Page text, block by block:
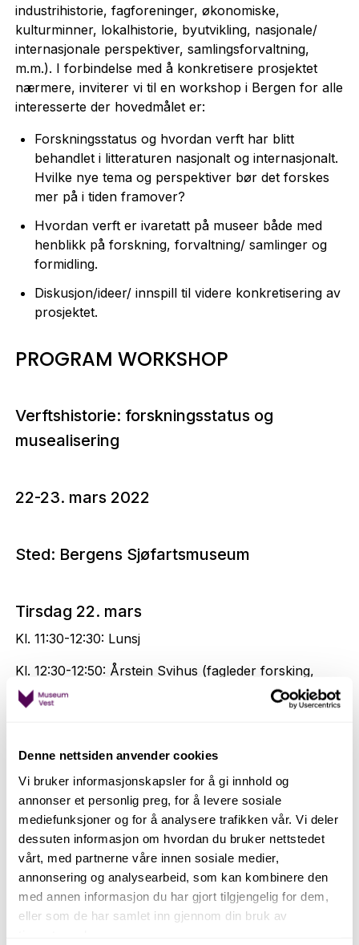
Denne nettsiden anvender cookies
Vi bruker informasjonskapsler for å gi innhold og
annonser et personlig preg, for å levere sosiale
mediefunksjoner og for å analysere trafikken vår. Vi deler
dessuten informasjon om hvordan du bruker nettstedet
vårt, med partnerne våre innen sosiale medier,
annonsering og analysearbeid, som kan kombinere den
med annen informasjon du har gjort tilgjengelig for dem,
eller som de har samlet inn gjennom din bruk av
industrihistorie, fagforeninger, økonomiske,
kulturminner, lokalhistorie, byutvikling, nasjonale/
internasjonale perspektiver, samlingsforvaltning,
m.m.). I forbindelse med å konkretisere prosjektet
nærmere, inviterer vi til en workshop i Bergen for alle
interesserte der hovedmålet er:
Forskningsstatus og hvordan verft har blitt
behandlet i litteraturen nasjonalt og internasjonalt.
Hvilke nye tema og perspektiver bør det forskes
mer på i tiden framover?
Hvordan verft er ivaretatt på museer både med
henblikk på forskning, forvaltning/ samlinger og
formidling.​​​​​​​
Diskusjon/ideer/ innspill til videre konkretisering av
prosjektet.
PROGRAM WORKSHOP
Verftshistorie: forskningsstatus og
musealisering
22-23. mars 2022
Sted: Bergens Sjøfartsmuseum
Tirsdag 22. mars
Kl. 11:30-12:30: Lunsj​
Kl. 12:30-12:50: Årstein Svihus (fagleder forsking,
Museum Vest) og Per Kristian Sebak (avd. direktør
for Bergens Sjøfartsmuseum i Museum Vest:
Kl. 12:50-13:20: Thorbjørn Thaarup, inspektør ved
M/S Museet for Søfart: Museet i hullet – dokken,
værftshistorien og byens sjæl
Kl. 13:20-13:50: Ann Kristin Ramstrøm, avd. leiar
Tekstilindustrimuseet/ Fagleg leiar og nestleiar
MUHO: Industri- og verftshistorie, tematikk som
muliggjør fellesprosjekt på tvers av museer og
institusjoner?